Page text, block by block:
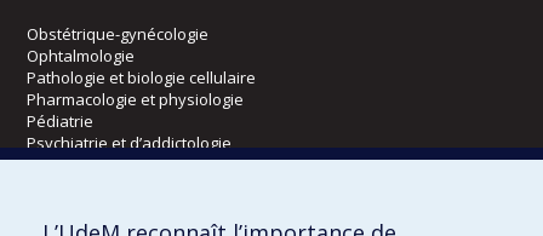
Obstétrique-gynécologie
Ophtalmologie
Pathologie et biologie cellulaire
Pharmacologie et physiologie
Pédiatrie
Psychiatrie et d’addictologie
Radiologie, radio-oncologie et médecine nucléaire